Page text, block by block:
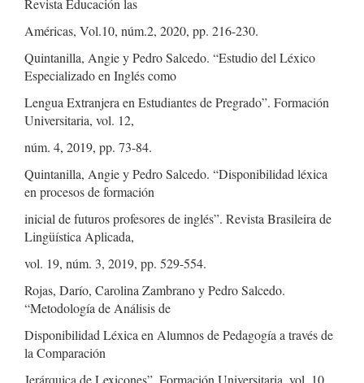
Revista Educación las
Américas, Vol.10, núm.2, 2020, pp. 216-230.
Quintanilla, Angie y Pedro Salcedo. “Estudio del Léxico
Especializado en Inglés como
Lengua Extranjera en Estudiantes de Pregrado”. Formación
Universitaria, vol. 12,
núm. 4, 2019, pp. 73-84.
Quintanilla, Angie y Pedro Salcedo. “Disponibilidad léxica
en procesos de formación
inicial de futuros profesores de inglés”. Revista Brasileira de
Lingüística Aplicada,
vol. 19, núm. 3, 2019, pp. 529-554.
Rojas, Darío, Carolina Zambrano y Pedro Salcedo.
“Metodología de Análisis de
Disponibilidad Léxica en Alumnos de Pedagogía a través de
la Comparación